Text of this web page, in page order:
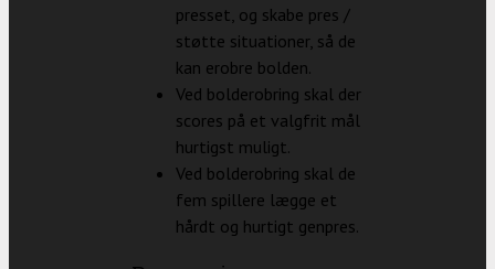
presset, og skabe pres /
støtte situationer, så de
kan erobre bolden.
Ved bolderobring skal der
scores på et valgfrit mål
hurtigst muligt.
Ved bolderobring skal de
fem spillere lægge et
hårdt og hurtigt genpres.